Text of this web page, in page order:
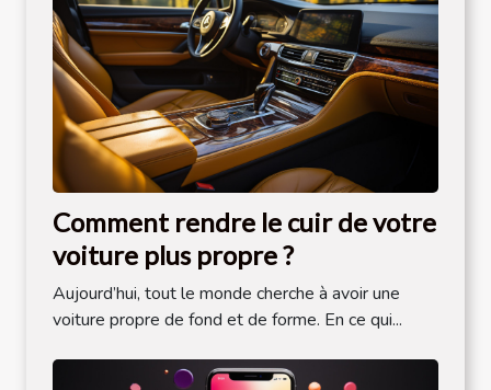
Comment rendre le cuir de votre
voiture plus propre ?
Aujourd’hui, tout le monde cherche à avoir une
voiture propre de fond et de forme. En ce qui...